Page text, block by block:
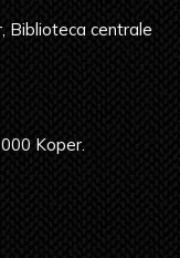
Biblioteca centrale
Koper.